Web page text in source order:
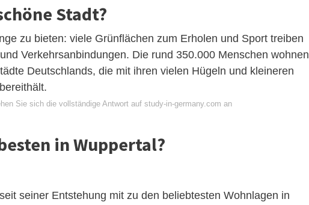
Stadt?
zu bieten: viele Grünflächen zum Erholen und Sport treiben
Verkehrsanbindungen. Die rund 350.000 Menschen wohnen
Deutschlands, die mit ihren vielen Hügeln und kleineren
Sie sich die vollständige Antwort auf study-in-germany.com an
in Wuppertal?
seiner Entstehung mit zu den beliebtesten Wohnlagen in